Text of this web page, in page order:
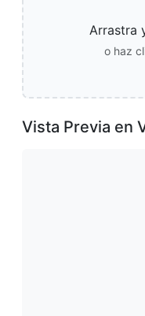
Arrastra
o haz
Vista Previa en